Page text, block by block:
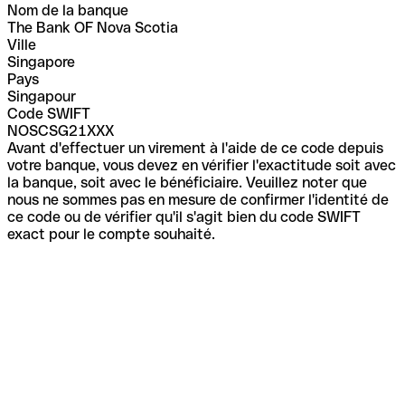
Nom de la banque
The Bank OF Nova Scotia
Ville
Singapore
Pays
Singapour
Code SWIFT
NOSCSG21XXX
Avant d'effectuer un virement à l'aide de ce code depuis
votre banque, vous devez en vérifier l'exactitude soit avec
la banque, soit avec le bénéficiaire. Veuillez noter que
nous ne sommes pas en mesure de confirmer l'identité de
ce code ou de vérifier qu'il s'agit bien du code SWIFT
exact pour le compte souhaité.